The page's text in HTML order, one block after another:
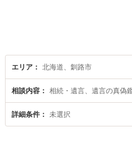
エリア 北海道、釧路市
相談内容 相続・遺言、遺言の真偽
詳細条件 未選択